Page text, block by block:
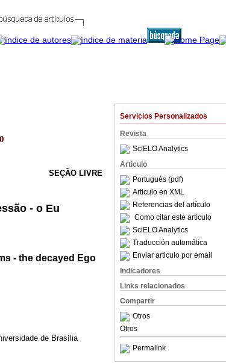
Servicios Personalizados
Revista
SciELO Analytics
Articulo
Portugués (pdf)
Articulo en XML
Referencias del artículo
Como citar este artículo
SciELO Analytics
Traducción automática
Enviar articulo por email
Indicadores
Links relacionados
Compartir
Otros
Otros
Permalink
SEÇÃO LIVRE
- o Eu
- the decayed Ego
de Brasília